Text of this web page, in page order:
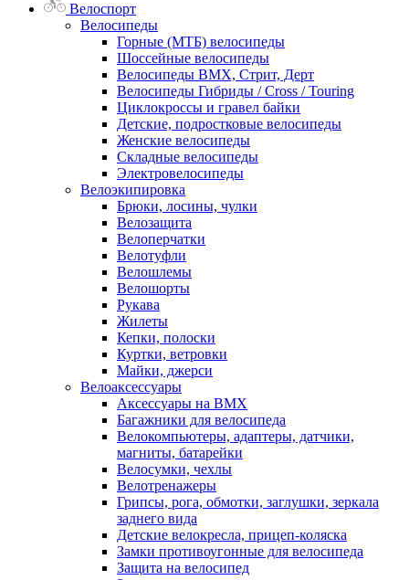
Велоспорт
Велосипеды
Горные (МТБ) велосипеды
Шоссейные велосипеды
Велосипеды BMX, Стрит, Дерт
Велосипеды Гибриды / Cross / Touring
Циклокроссы и гравел байки
Детские, подростковые велосипеды
Женские велосипеды
Складные велосипеды
Электровелосипеды
Велоэкипировка
Брюки, лосины, чулки
Велозащита
Велоперчатки
Велотуфли
Велошлемы
Велошорты
Рукава
Жилеты
Кепки, полоски
Куртки, ветровки
Майки, джерси
Велоаксессуары
Аксессуары на BMX
Багажники для велосипеда
Велокомпьютеры, адаптеры, датчики,
магниты, батарейки
Велосумки, чехлы
Велотренажеры
Грипсы, рога, обмотки, заглушки, зеркала
заднего вида
Детские велокресла, прицеп-коляска
Замки противоугонные для велосипеда
Защита на велосипед